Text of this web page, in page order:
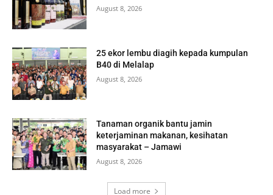
August 8, 2026
25 ekor lembu diagih kepada kumpulan
B40 di Melalap
August 8, 2026
Tanaman organik bantu jamin
keterjaminan makanan, kesihatan
masyarakat – Jamawi
August 8, 2026
Load more